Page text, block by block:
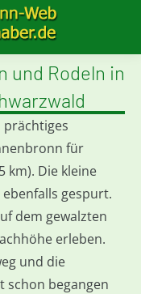
und Rodeln in
prächtiges
für
km). Die kleine
gespurt.
dem gewalzten
erleben.
und die
schon begangen